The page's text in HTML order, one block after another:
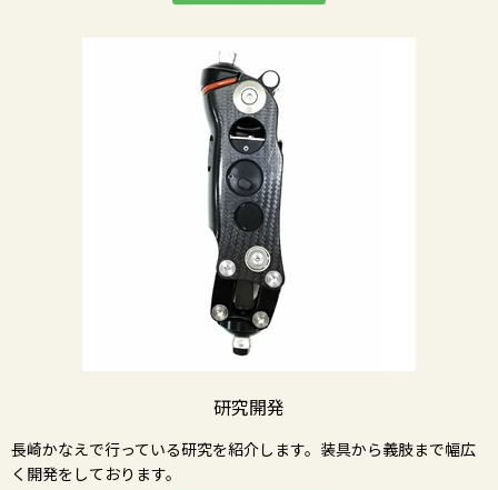
研究開発
長崎かなえで行っている研究を紹介します。装具から義肢まで幅広
く開発をしております。